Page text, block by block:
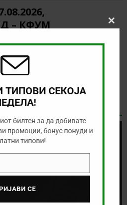
– КФУМ
за обложување, а ние ќе го
лига
ТИПОВИ СЕКОЈА
билтен за да добивате
промоции, бонус понуди и
типови!
СЕ